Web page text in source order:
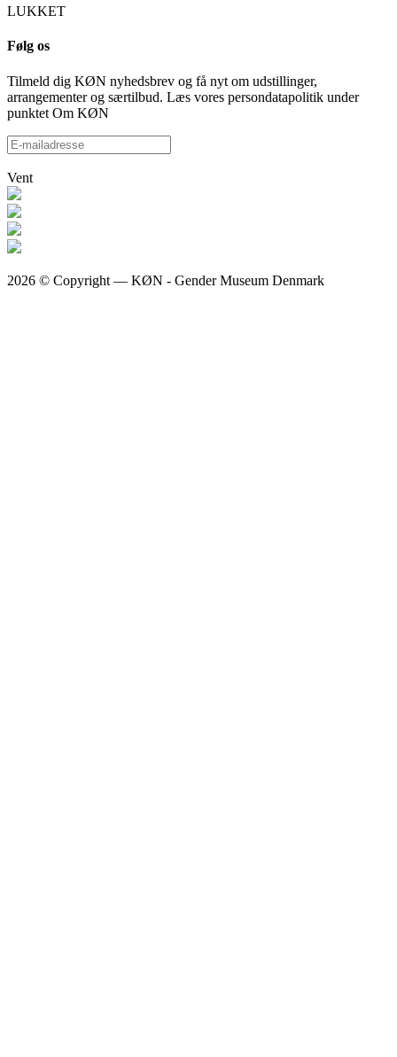
LUKKET
Følg os
Tilmeld dig KØN nyhedsbrev og få nyt om udstillinger,
arrangementer og særtilbud. Læs vores persondatapolitik under
punktet Om KØN
Vent
2026 © Copyright — KØN - Gender Museum Denmark